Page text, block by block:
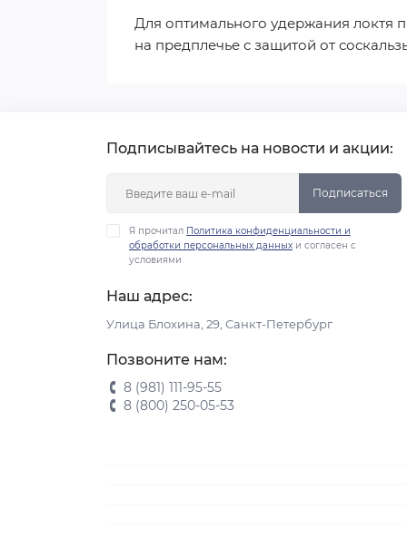
Для оптимального удержания
на предплечье с защитой от
Подписывайтесь на новости и акции:
Подписаться
Я прочитал Политика конфиденциальности и
обработки персональных данных и согласен с
условиями
Наш адрес:
Улица Блохина, 29, Санкт-Петербург
Позвоните нам:
8 (981) 111-95-55
8 (800) 250-05-53